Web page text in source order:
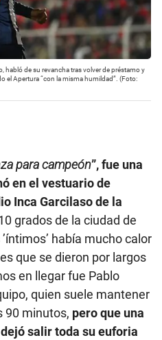
habló de su revancha tras volver de préstamo y
el Apertura “con la misma humildad”. (Foto:
para campeón”, fue una
en el vestuario de
Inca Garcilaso de la
grados de la ciudad de
había mucho calor
que se dieron por largos
en llegar fue Pablo
quien suele mantener
90 minutos, pero que una
salir toda su euforia